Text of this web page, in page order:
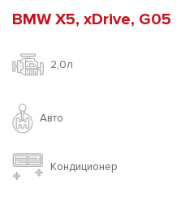
BMW X5, xDrive, G05
2,0л
Авто
Кондиционер